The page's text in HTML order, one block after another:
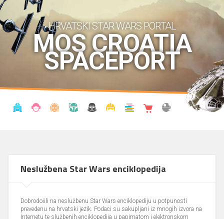
HRVATSKI STAR WARS PORTAL
MOS CROATIA
SPACEPORT
Neslužbena Star Wars enciklopedija
Dobrodošli na neslužbenu Star Wars enciklopediju u potpunosti
prevedenu na hrvatski jezik. Podaci su sakupljani iz mnogih izvora na
Internetu te službenih enciklopedija u papirnatom i elektronskom